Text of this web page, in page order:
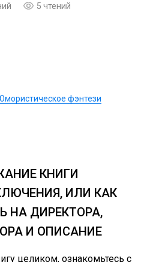
5 чтений
фэнтези
КНИГИ
ИЛИ КАК
НА ДИРЕКТОРА,
И ОПИСАНИЕ
целиком, ознакомьтесь с